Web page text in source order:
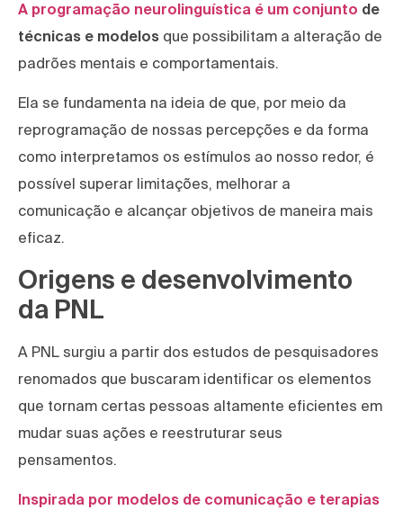
A programação neurolinguística é um conjunto de
técnicas e modelos que possibilitam a alteração de
padrões mentais e comportamentais.
Ela se fundamenta na ideia de que, por meio da
reprogramação de nossas percepções e da forma
como interpretamos os estímulos ao nosso redor, é
possível superar limitações, melhorar a
comunicação e alcançar objetivos de maneira mais
eficaz.
Origens e desenvolvimento
da PNL
A PNL surgiu a partir dos estudos de pesquisadores
renomados que buscaram identificar os elementos
que tornam certas pessoas altamente eficientes em
mudar suas ações e reestruturar seus
pensamentos.
Inspirada por modelos de comunicação e terapias